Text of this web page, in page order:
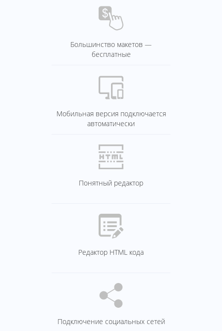
Большинство макетов —
бесплатные
Мобильная версия подключается
автоматически
Понятный редактор
Редактор HTML кода
Подключение социальных сетей